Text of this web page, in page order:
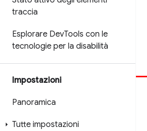
traccia
Esplorare DevTools con le
tecnologie per la disabilità
Impostazioni
Panoramica
Tutte impostazioni
Contribuisci
Visualizza i problemi aperti